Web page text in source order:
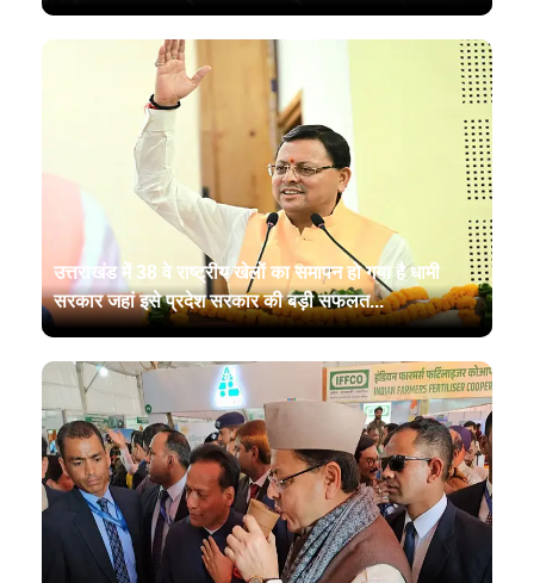
उत्तराखंड में 38 वे राष्ट्रीय खेलों का समापन हो गया है धामी
सरकार जहां इसे प्रदेश सरकार की बड़ी सफलत...